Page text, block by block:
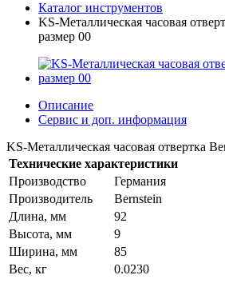
Каталог инструментов
KS-Металлическая часовая
размер 00
Описание
Сервис и доп. информация
KS-Металлическая часовая отвертка
Технические характеристики
Производство
Германия
Производитель
Bernstein
Длина, мм
92
Высота, мм
9
Ширина, мм
85
Вес, кг
0.0230